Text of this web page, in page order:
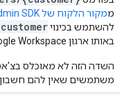
ממקור הלקוח של Admin SDK
להשתמש בכינוי
באותו ארגון Google Workspace שבו נמצאת האפליקציה.
השדה הזה לא מאוכלס
משתמשים שאין להם חשבון Google Workspace.